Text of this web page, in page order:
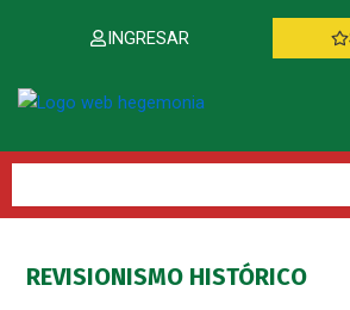
INGRESAR
REVISIONISMO HISTÓRICO